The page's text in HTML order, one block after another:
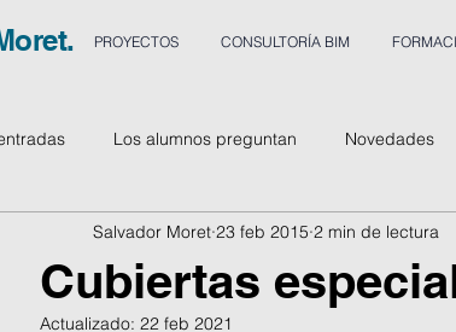
PROYECTOS CONSULTORÍA BIM
Los alumnos preguntan Novedades
Cubiertas
Salvador Moret 23 feb 2015 2 min de lectura
Actualizado: 22 feb 2021